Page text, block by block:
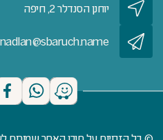
יוחנן הסנדלר 2, חיפה
nadlan@sbaruch.name